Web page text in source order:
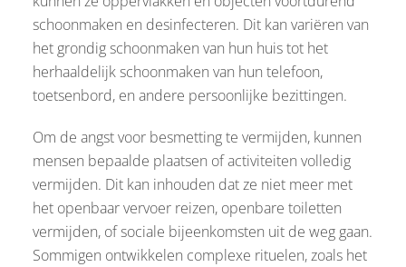
schoonmaken en desinfecteren. Dit kan variëren van
het grondig schoonmaken van hun huis tot het
herhaaldelijk schoonmaken van hun telefoon,
toetsenbord, en andere persoonlijke bezittingen.
Om de angst voor besmetting te vermijden, kunnen
mensen bepaalde plaatsen of activiteiten volledig
vermijden. Dit kan inhouden dat ze niet meer met
het openbaar vervoer reizen, openbare toiletten
vermijden, of sociale bijeenkomsten uit de weg gaan.
Sommigen ontwikkelen complexe rituelen, zoals het